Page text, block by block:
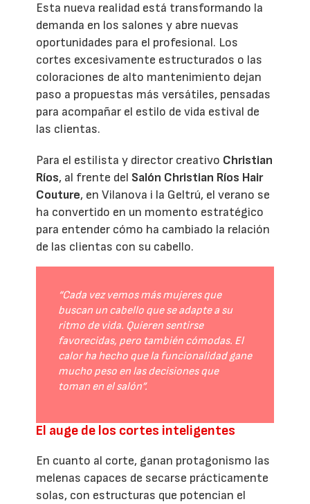
Esta nueva realidad está transformando la
demanda en los salones y abre nuevas
oportunidades para el profesional. Los
cortes excesivamente estructurados o las
coloraciones de alto mantenimiento dejan
paso a propuestas más versátiles, pensadas
para acompañar el estilo de vida estival de
las clientas.
Para el estilista y director creativo Christian
Ríos, al frente del Salón Christian Ríos Hair
Couture, en Vilanova i la Geltrú, el verano se
ha convertido en un momento estratégico
para entender cómo ha cambiado la relación
de las clientas con su cabello.
“Cada vez vemos más mujeres que
buscan un cabello que se adapte a su
ritmo de vida. Quieren sentirse
favorecidas, pero también cómodas. El
calor ha hecho que la funcionalidad gane
mucho peso en las decisiones que
toman en el salón”.
El auge de los cortes inteligentes
En cuanto al corte, ganan protagonismo las
melenas capaces de secarse prácticamente
solas, con estructuras que potencian el